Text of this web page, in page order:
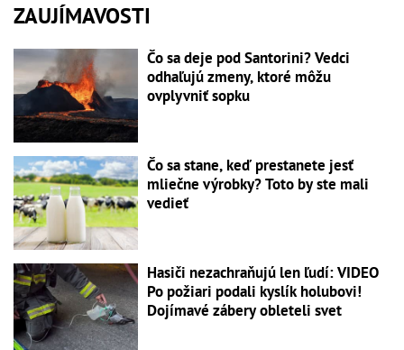
ZAUJÍMAVOSTI
Čo sa deje pod Santorini? Vedci
odhaľujú zmeny, ktoré môžu
ovplyvniť sopku
Čo sa stane, keď prestanete jesť
mliečne výrobky? Toto by ste mali
vedieť
Hasiči nezachraňujú len ľudí: VIDEO
Po požiari podali kyslík holubovi!
Dojímavé zábery obleteli svet